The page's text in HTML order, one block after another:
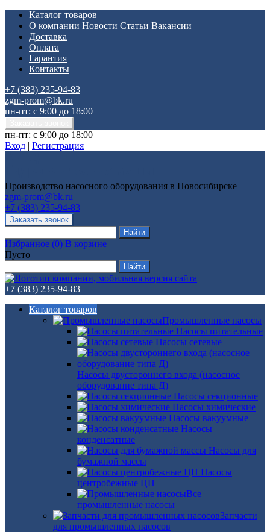
Каталог товаров
О компании Новости Статьи Вакансии
Доставка
Оплата
Гарантия
Контакты
+7 (383) 235-94-83
zgm-prom@bk.ru
пн-пт: с 9:00 до 18:00
пн-пт: с 9:00 до 18:00
Вход | Регистрация
Производство насосного оборудования в Новосибирске
zgm-prom@bk.ru
+7 (383) 235-94-83
Избранное (0) В корзине
Пусто
+7 (383) 235-94-83
Каталог товаров
Промышленные насосы
Насосы питательные
Насосы сетевые
Насосы двустороннего входа (насосное
оборудование типа Д)
Насосы секционные
Насосы химические
Насосы вакуумные
Насосы
конденсатные
Насосы для
бумажной массы
Насосы
центробежные ЦН
Все
промышленные насосы
Запчасти
для промышленных насосов